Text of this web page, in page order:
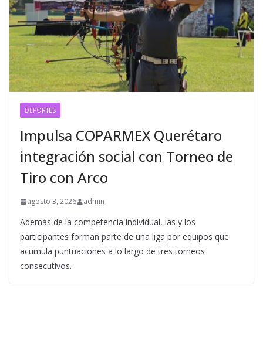
DEPORTES
Impulsa COPARMEX Querétaro
integración social con Torneo de
Tiro con Arco
agosto 3, 2026 admin
Además de la competencia individual, las y los
participantes forman parte de una liga por equipos que
acumula puntuaciones a lo largo de tres torneos
consecutivos.